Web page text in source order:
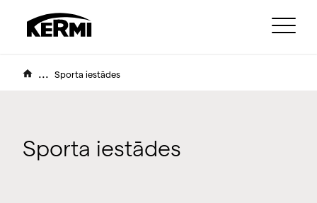
... Sporta iestādes
Sporta iestādes